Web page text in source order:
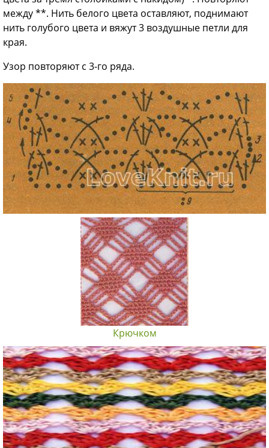
между **. Нить белого цвета оставляют, поднимают
нить голубого цвета и вяжут 3 воздушные петли для
края.
Узор повторяют с 3-го ряда.
Крючком